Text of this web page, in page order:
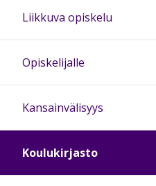
Liikkuva opiskelu
Opiskelijalle
Kansainvälisyys
Koulukirjasto